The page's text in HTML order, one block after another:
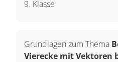
9. Klasse
Grundlagen zum Thema
Vierecke mit Vektoren